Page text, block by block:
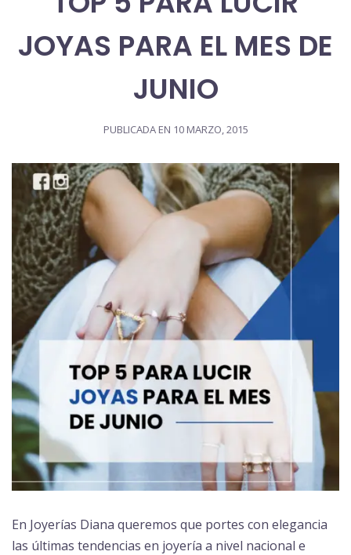
JOYAS PARA EL MES DE
JUNIO
PUBLICADA EN 10 MARZO, 2015
En Joyerías Diana queremos que portes con elegancia
las últimas tendencias en joyería a nivel nacional e